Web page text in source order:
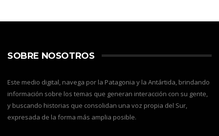
SOBRE NOSOTROS
Este medio digital, navega por la Patagonia y la Antártida, brindando
información sobre los temas que generan interacción con su gente,
y buscando historias que consolidan una voz propia del Sur,
expresada de la forma más amplia posible.